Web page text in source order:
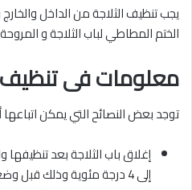
يجب تنظيف الثلاجة من الداخل
الختم المطاطي لباب الثلاجة و
معلومات فى تنظيف
توجد بعض النصائح التي يمكن
إغلاق باب الثلاجة بعد تنظيفها
إلى 4 درجة مئوية وذلك